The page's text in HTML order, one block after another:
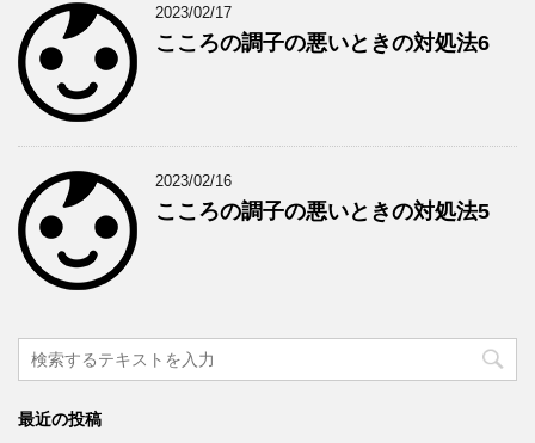
2023/02/17
こころの調子の悪いときの対処法6
2023/02/16
こころの調子の悪いときの対処法5
最近の投稿